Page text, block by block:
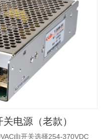
电源（老款）
由开关选择254-370VDC